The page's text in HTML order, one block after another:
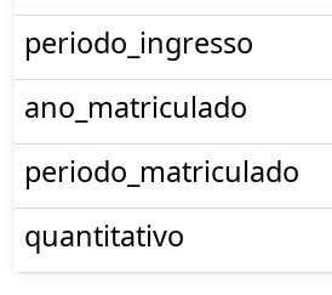
periodo_ingresso
ano_matriculado
periodo_matriculado
quantitativo